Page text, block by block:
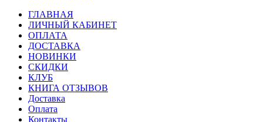
ГЛАВНАЯ
ЛИЧНЫЙ КАБИНЕТ
ОПЛАТА
ДОСТАВКА
НОВИНКИ
СКИДКИ
КЛУБ
КНИГА ОТЗЫВОВ
Доставка
Оплата
Контакты